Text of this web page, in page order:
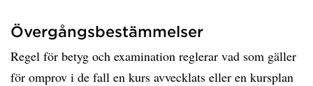
Övergångsbestämmelser
Regel för betyg och examination reglerar vad som gäller
för omprov i de fall en kurs avvecklats eller en kursplan